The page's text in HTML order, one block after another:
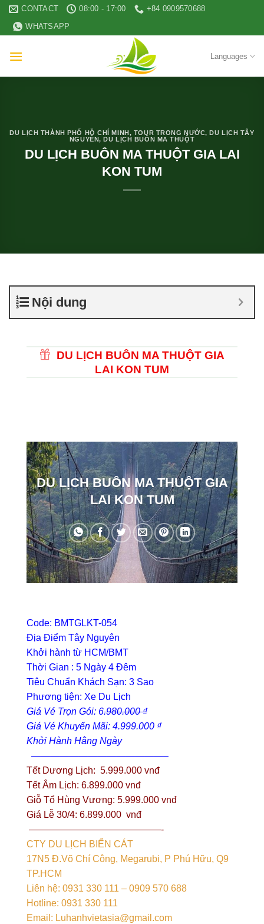
Skip
content
CONTACT 08:00 - 17:00
+84 0909570688
WHATSAPP
Languages
DU LỊCH THÀNH PHỐ HỒ CHÍ MINH, TOUR TRONG NƯỚC,DU LỊCH TÂY
NGUYÊN,DU LỊCH BUÔN MA THUỘT
DU LỊCH BUÔN MA THUỘT GIA LAI
KON TUM
Nội dung
DU LỊCH BUÔN MA THUỘT GIA
LAI KON TUM
DU LỊCH BUÔN MA THUỘT GIA
LAI KON TUM
Code: BMTGLKT-054
Địa Điểm Tây Nguyên
Khởi hành từ HCM/BMT
Thời Gian : 5 Ngày 4 Đêm
Tiêu Chuẩn Khách Sạn: 3 Sao
Phương tiện: Xe Du Lịch
Giá Vé Trọn Gói: 6.980.000 ₫
Giá Vé Khuyến Mãi: 4.999.000 ₫
Khởi Hành Hằng Ngày
——————————————–
Tết Dương Lịch: 5.999.000 vnđ
Tết Âm Lịch: 6.899.000 vnđ
Giỗ Tổ Hùng Vương: 5.999.000 vnđ
Giá Lễ 30/4: 6.899.000 vnđ
——————————————-
CTY DU LỊCH BIỂN CÁT
17N5 Đ.Võ Chí Công, Megarubi, P Phú Hữu, Q9
TP.HCM
Liên hệ: 0931 330 111 – 0909 570 688
Hotline: 0931 330 111
Email: Luhanhvietasia@gmail.com